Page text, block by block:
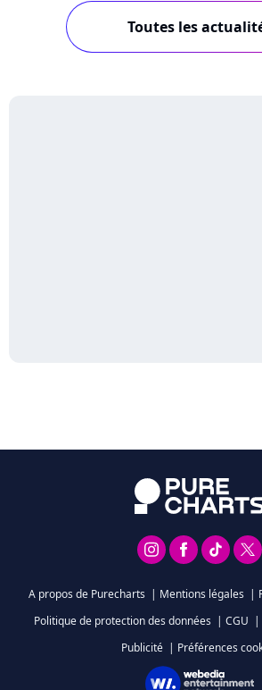
Toutes les
A propos de Purecharts | Mentions légales |
Politique de protection des données | CGU |
Publicité | Préférences